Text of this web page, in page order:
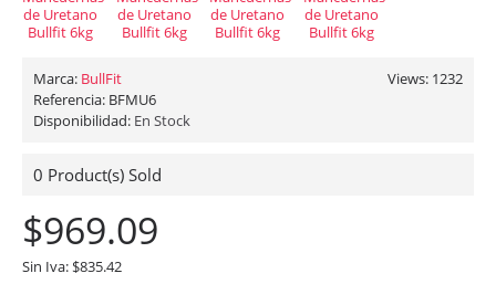
Views: 1232
Marca: BullFit
Referencia: BFMU6
Disponibilidad: En Stock
0 Product(s) Sold
$969.09
Sin Iva: $835.42